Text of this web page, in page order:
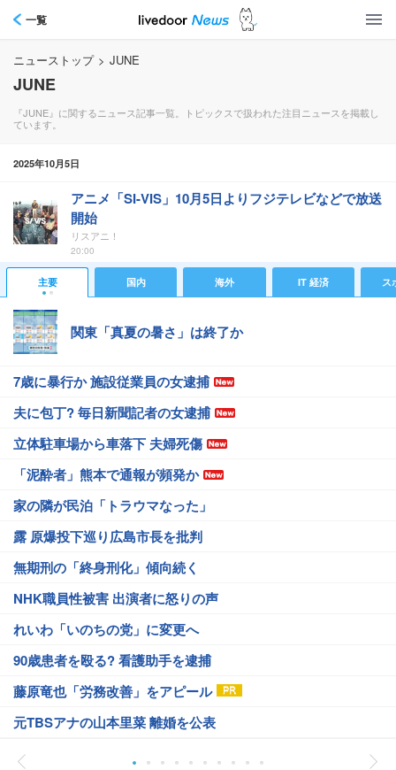
一覧
ニューストップ > JUNE
JUNE
『JUNE』に関するニュース記事一覧。トピックスで扱われた注目ニュースを掲載し
ています。
2025年10月5日
アニメ「SI-VIS」10月5日よりフジテレビなどで放送
開始
リスアニ！
20:00
主要 国内 海外 IT 経済 ス
関東「真夏の暑さ」は終了か
7歳に暴行か 施設従業員の女逮捕
夫に包丁? 毎日新聞記者の女逮捕
立体駐車場から車落下 夫婦死傷
「泥酔者」熊本で通報が頻発か
家の隣が民泊「トラウマなった」
露 原爆投下巡り広島市長を批判
無期刑の「終身刑化」傾向続く
NHK職員性被害 出演者に怒りの声
れいわ「いのちの党」に変更へ
90歳患者を殴る? 看護助手を逮捕
藤原竜也「労務改善」をアピール
元TBSアナの山本里菜 離婚を公表